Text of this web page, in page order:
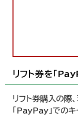
リフト券を「
リフト券購入の際
「PayPay」での